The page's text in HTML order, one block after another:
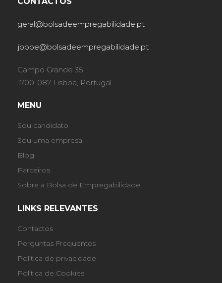
geral@bolsadeempregabilidade.pt
jobbe@bolsadeempregabilidade.pt
Campo Grande 35
1700-087 Lisboa, Portugal
MENU
Sou candidato
Sou uma empresa
Blog
Parceiros
Sobre a Bolsa de Empregabilidade
LINKS RELEVANTES
Contactos
Perguntas Frequentes
Política de privacidade
Política de Cookies